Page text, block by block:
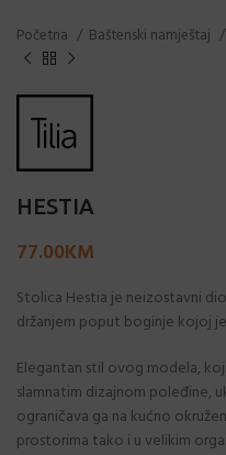
Početna Baštenski namještaj
HESTIA
77.00KM
Stolica Hestia je neizostavni
držanjem poput boginje kojoj
Elegantan stil ovog modela,
slamnatim dizajnom poleđine,
ograničava ga na kućno
prostorima tako i u velikim